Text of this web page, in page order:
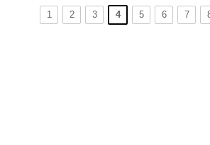
织
1 2 3 4 5 6 7